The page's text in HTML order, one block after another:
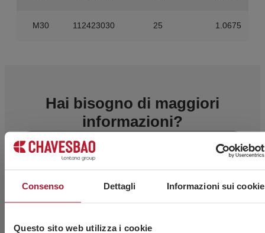
Consenso Dettagli Informazioni sui cookie
Questo sito web utilizza i cookie
M30 112423030 25 1.0675
Hai bisogno di maggiori
informazioni?